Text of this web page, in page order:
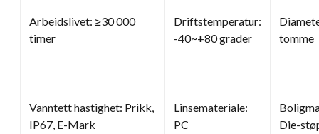
Arbeidslivet: ≥30 000
timer
Driftstemperatur:
-40~+80 grader
tomme
Vanntett hastighet: Prikk,
IP67, E-Mark
Linsemateriale:
PC
Die-